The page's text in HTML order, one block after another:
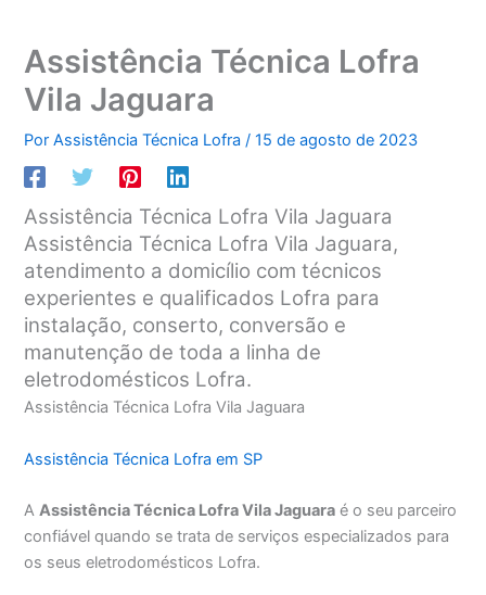
Assistência Técnica Lofra
Vila Jaguara
PorAssistência Técnica Lofra/15 de agosto de 2023
Assistência Técnica Lofra Vila Jaguara
Assistência Técnica Lofra Vila Jaguara,
atendimento a domicílio com técnicos
experientes e qualificados Lofra para
instalação, conserto, conversão e
manutenção de toda a linha de
eletrodomésticos Lofra.
Assistência Técnica Lofra Vila Jaguara
Assistência Técnica Lofra em SP
AAssistência Técnica Lofra Vila Jaguara é o seu parceiro
confiável quando se trata de serviços especializados para
os seus eletrodomésticos Lofra.